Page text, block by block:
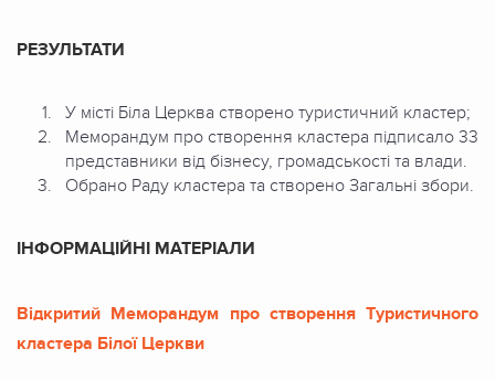
РЕЗУЛЬТАТИ
У місті Біла Церква створено туристичний кластер;
Меморандум про створення кластера підписало 33
представники від бізнесу, громадськості та влади.
Обрано Раду кластера та створено Загальні збори.
ІНФОРМАЦІЙНІ МАТЕРІАЛИ
Відкритий Меморандум про створення Туристичного
кластера Білої Церкви